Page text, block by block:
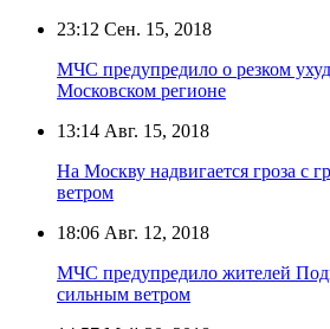
23:12 Сен. 15, 2018
МЧС предупредило о резком
Московском регионе
13:14 Авг. 15, 2018
На Москву надвигается гроза с
ветром
18:06 Авг. 12, 2018
МЧС предупредило жителей
сильным ветром